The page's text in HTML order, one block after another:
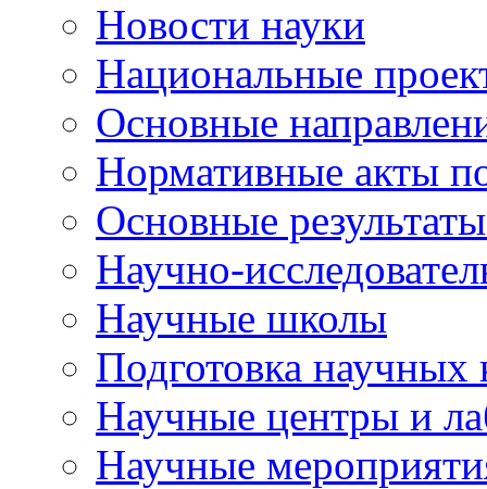
Новости науки
Национальные
Основные
Нормативные акты
Основные
Научно-
Научные школы
Подготовка научных
Научные центры и
Научные